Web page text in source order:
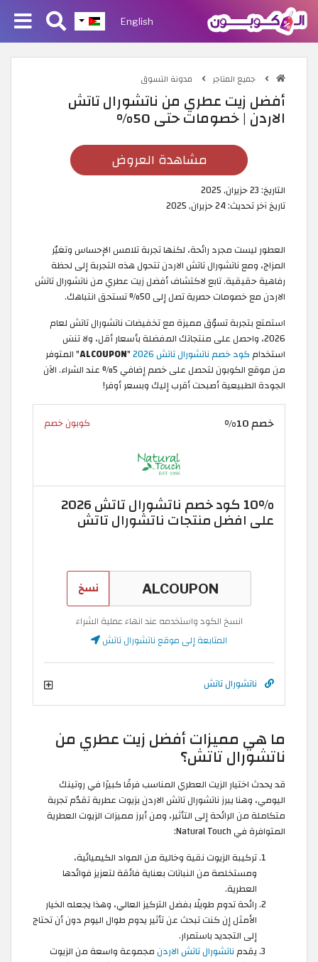
English
جميع المتاجر مدونة التسوق
أفضل زيت عطري من ناتشورال تاتش
الاردن | خصومات حتى 50%
مشاهدة العروض
التاريخ:23 حزيران, 2025
تاريخ آخر تحديث:24 حزيران, 2025
العطور ليست مجرد رائحة، لكنها تجربة تلامس الإحساس وتغيّر
المزاج، ومع ناتشورال تاتش الاردن تتحول هذه التجربة إلى لحظة
رفاهية حقيقية. تابع لاكتشاف أفضل زيت عطري من ناتشورال تاتش
الاردن مع خصومات حصرية تصل إلى 50% تستحق انتباهك.
استمتع بتجربة تسوّق مميزة مع تخفيضات ناتشورال تاتش لعام
2026، واحصل على منتجاتك المفضلة بأسعار أقل، ولا تنسَ
استخدام كود خصم ناتشورال تاتش 2026 "
ALCOUPON" المتوفر
من موقع الكوبون لتحصل على خصم إضافي 5% عند الشراء. الآن
الجودة الطبيعية أصبحت أقرب إليك وبسعر أوفر!
خصم 10% كوبون خصم
10% كود خصم ناتشورال تاتش 2026
على افضل منتجات ناتشورال تاتش
نسخ
انسخ الكود واستخدمه عند انهاء عملية الشراء
المتابعة إلى موقع ناتشورال تاتش
ناتشورال تاتش
ما هي مميزات أفضل زيت عطري من
ناتشورال تاتش؟
قد يحدث اختيار الزيت العطري المناسب فرقًا كبيرًا في روتينك
اليومي، وهنا يبرز ناتشورال تاتش الاردن بزيوت عطرية تقدّم تجربة
متكاملة من الرائحة إلى التأثير، ومن أبرز مميزات الزيوت العطرية
المتوافرة في Natural Touch:
تركيبة الزيوت نقية وخالية من المواد الكيميائية،
ومستخلصة من النباتات بعناية فائقة لتعزيز فوائدها
العطرية.
رائحة تدوم طويلًا بفضل التركيز العالي، وهذا يجعله الخيار
الأمثل إن كنت تبحث عن تأثير يدوم طوال اليوم دون أن تحتاج
إلى التجديد باستمرار.
يقدم ناتشورال تاتش الاردنمجموعة واسعة من الزيوت